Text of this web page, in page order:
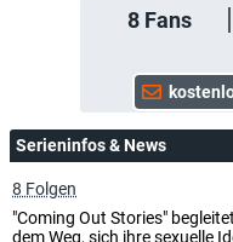
8Fans
Serieninfos & News
8 Folgen
"Coming Out Stories"
dem Weg, sich ihre sexuelle